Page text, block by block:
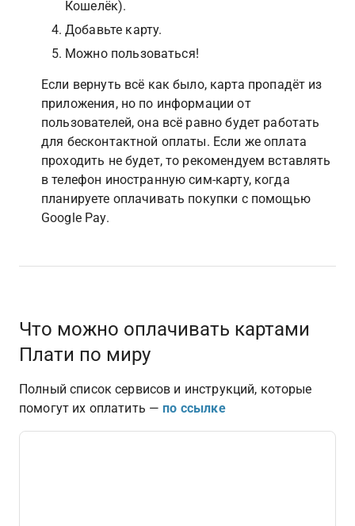
Кошелёк).
Добавьте карту.
Можно пользоваться!
Если вернуть всё как было, карта пропадёт из
приложения, но по информации от
пользователей, она всё равно будет работать
для бесконтактной оплаты. Если же оплата
проходить не будет, то рекомендуем вставлять
в телефон иностранную сим-карту, когда
планируете оплачивать покупки с помощью
Google Pay.
Что можно оплачивать картами
Плати по миру
Полный список сервисов и инструкций, которые
помогут их оплатить — по ссылке